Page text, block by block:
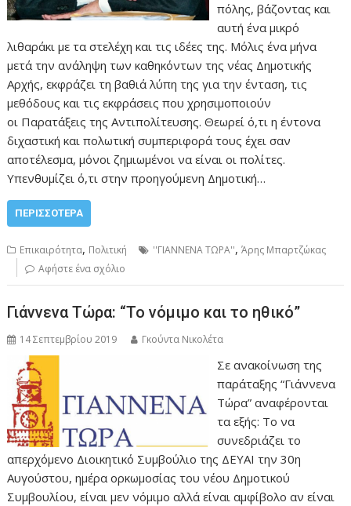
πόλης, βάζοντας και
αυτή ένα μικρό
λιθαράκι με τα στελέχη και τις ιδέες της. Μόλις ένα μήνα
μετά την ανάληψη των καθηκόντων της νέας Δημοτικής
Αρχής, εκφράζει τη βαθιά λύπη της για την ένταση, τις
μεθόδους και τις εκφράσεις που χρησιμοποιούν
οι Παρατάξεις της Αντιπολίτευσης. Θεωρεί ό,τι η έντονα
διχαστική και πολωτική συμπεριφορά τους έχει σαν
αποτέλεσμα, μόνοι ζημιωμένοι να είναι οι πολίτες.
Υπενθυμίζει ό,τι στην προηγούμενη Δημοτική…
ΠΕΡΙΣΣΌΤΕΡΑ
Επικαιρότητα, Πολιτική ''ΓΙΑΝΝΕΝΑ ΤΩΡΑ'',Άρης Μπαρτζώκας
Αφήστε ένα σχόλιο
Γιάννενα Τώρα: “Το νόμιμο και το ηθικό”
14 Σεπτεμβρίου 2019 Γκούντα Νικολέτα
Σε ανακοίνωση της
παράταξης “Γιάννενα
Τώρα” αναφέρονται
τα εξής: Το να
συνεδριάζει το
απερχόμενο Διοικητικό Συμβούλιο της ΔΕΥΑΙ την 30η
Αυγούστου, ημέρα ορκωμοσίας του νέου Δημοτικού
Συμβουλίου, είναι μεν νόμιμο αλλά είναι αμφίβολο αν είναι